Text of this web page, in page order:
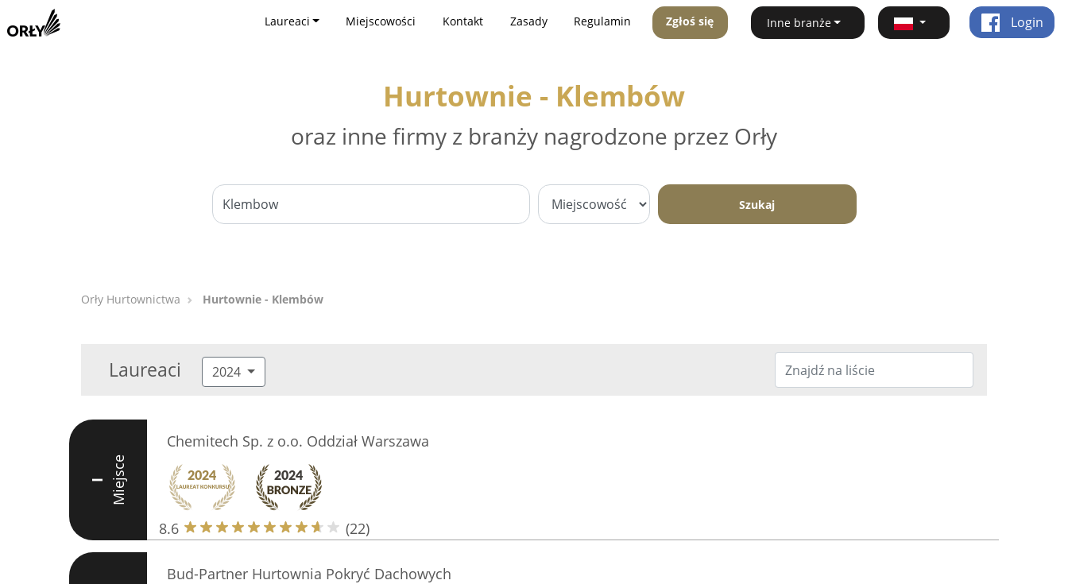
Laureaci Miejscowości Kontakt Zasady Regulamin Zgłoś się Inne branże Login
Hurtownie - Klembów
oraz inne firmy z branży nagrodzone przez Orły
Szukaj
Orły Hurtownictwa Hurtownie - Klembów
Laureaci 2024
I Miejsce
Chemitech Sp. z o.o. Oddział Warszawa
8.6 (22)
Bud-Partner Hurtownia Pokryć Dachowych